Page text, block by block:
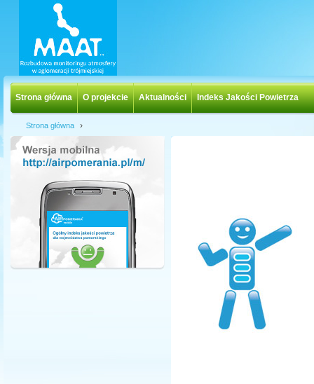
Strona główna O projekcie Aktualności Indeks Jakości Powietrza
Strona główna ›